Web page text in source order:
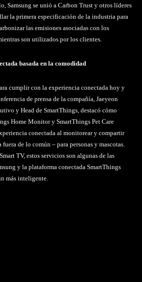
Samsung se unió a Carbon Trust y otros líderes
la primera especificación de la industria para
las emisiones asociadas con los
son utilizados por los clientes.
basada en la comodidad
cumplir con la experiencia conectada hoy y
de prensa de la compañía, Jaeyeon
y Head de SmartThings, destacó cómo
Home Monitor y SmartThings Pet Care
conectada al monitorear y compartir
de lo común – para personas y mascotas.
TV, estos servicios son algunas de las
y la plataforma conectada SmartThings
más inteligente.